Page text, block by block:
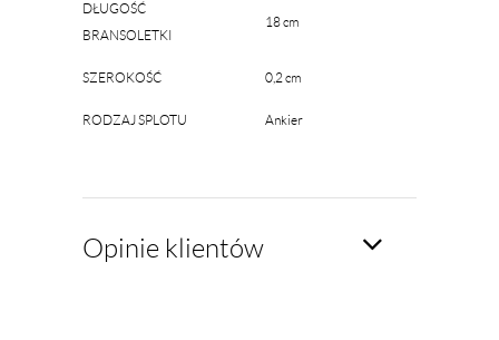
DŁUGOŚĆ
BRANSOLETKI
18 cm
SZEROKOŚĆ 0,2 cm
RODZAJ SPLOTU Ankier
Opinie klientów